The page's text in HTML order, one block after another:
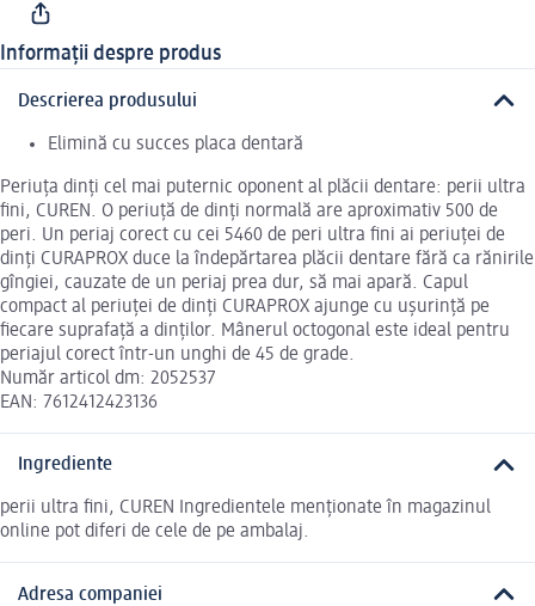
Informații despre produs
Descrierea produsului
Elimină cu succes placa dentară
Periuța dinți cel mai puternic oponent al plăcii dentare: perii ultra
fini, CUREN. O periuță de dinți normală are aproximativ 500 de
peri. Un periaj corect cu cei 5460 de peri ultra fini ai periuței de
dinți CURAPROX duce la îndepărtarea plăcii dentare fără ca rănirile
gîngiei, cauzate de un periaj prea dur, să mai apară. Capul
compact al periuței de dinți CURAPROX ajunge cu ușurință pe
fiecare suprafață a dinților. Mânerul octogonal este ideal pentru
periajul corect într-un unghi de 45 de grade.
Număr articol dm: 2052537
EAN: 7612412423136
Ingrediente
perii ultra fini, CUREN Ingredientele menționate în magazinul
online pot diferi de cele de pe ambalaj.
Adresa companiei